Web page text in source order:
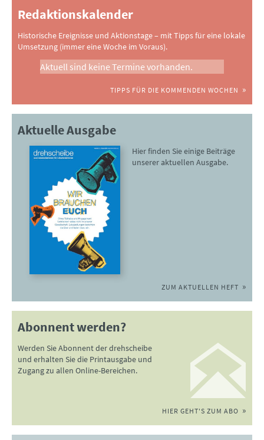
Redaktionskalender
Historische Ereignisse und Aktionstage – mit Tipps für eine lokale
Umsetzung (immer eine Woche im Voraus).
Aktuell sind keine Termine vorhanden.
TIPPS FÜR DIE KOMMENDEN WOCHEN
Aktuelle Ausgabe
Hier finden Sie einige Beiträge
unserer aktuellen Ausgabe.
ZUM AKTUELLEN HEFT
Abonnent werden?
Werden Sie Abonnent der drehscheibe
und erhalten Sie die Printausgabe und
Zugang zu allen Online-Bereichen.
HIER GEHT'S ZUM ABO